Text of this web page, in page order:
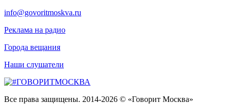
info@govoritmoskva.ru
Реклама на радио
Города вещания
Наши слушатели
Все права защищены. 2014-2026 © «Говорит Москва»